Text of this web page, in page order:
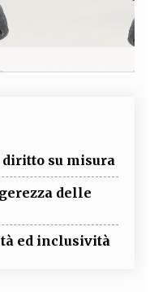
su misura
delle
ed inclusività